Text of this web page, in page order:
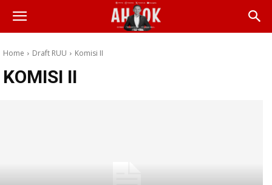
Home Draft RUU Komisi II
KOMISI II